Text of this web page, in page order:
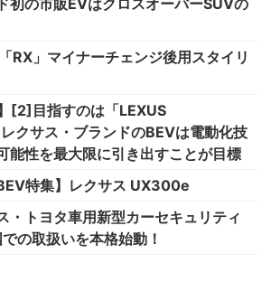
初の市販EVはクロスオーバーSUVの
RX」マイナーチェンジ後用スタイリ
[2]目指すのは「LEXUS
クサス・ブランドのBEVは電動化技
能性を最大限に引き出すことが目標
特集】レクサス UX300e
・トヨタ車用新型カーセキュリティ
の取扱いを本格始動！